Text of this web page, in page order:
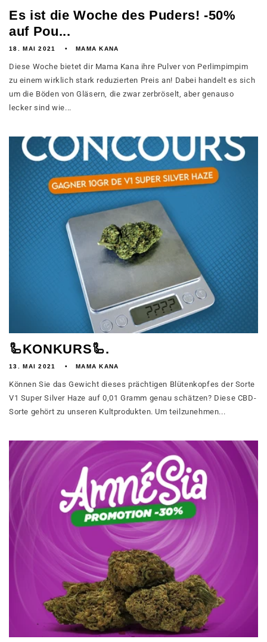
Es ist die Woche des Puders! -50%
auf Pou...
18. MAI 2021 MAMA KANA
Diese Woche bietet dir Mama Kana ihre Pulver von Perlimpimpim
zu einem wirklich stark reduzierten Preis an! Dabei handelt es sich
um die Böden von Gläsern, die zwar zerbröselt, aber genauso
lecker sind wie...
🦾KONKURS🦾.
13. MAI 2021 MAMA KANA
Können Sie das Gewicht dieses prächtigen Blütenkopfes der Sorte
V1 Super Silver Haze auf 0,01 Gramm genau schätzen? Diese CBD-
Sorte gehört zu unseren Kultprodukten. Um teilzunehmen...